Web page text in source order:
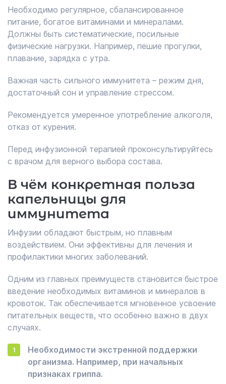
Необходимо регулярное, сбалансированное
питание, богатое витаминами и минералами.
Должны быть систематические, посильные
физические нагрузки. Например, пешие прогулки,
плавание, зарядка с утра.
Важная часть сильного иммунитета – режим дня,
достаточный сон и управление стрессом.
Рекомендуется умеренное употребление алкоголя,
отказ от курения.
Перед инфузионной терапией проконсультируйтесь
с врачом для верного выбора состава.
В чём конкретная польза
капельницы для
иммунитета
Инфузии обладают быстрым, но плавным
воздействием. Они эффективны для лечения и
профилактики многих заболеваний.
Одним из главных преимуществ становится быстрое
введение необходимых витаминов и минералов в
кровоток. Так обеспечивается мгновенное усвоение
питательных веществ, что особенно важно в двух
случаях.
Необходимости экстренной поддержки
организма. Например, при начальных
признаках гриппа.